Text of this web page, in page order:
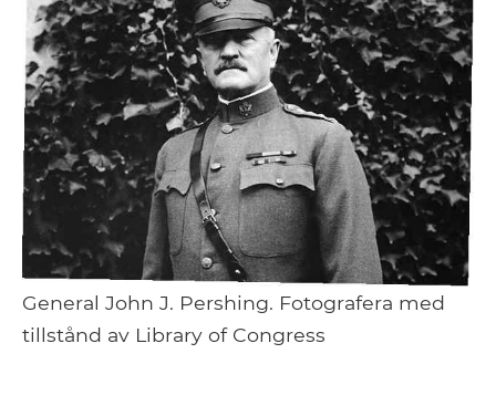
General John J. Pershing. Fotografera med
tillstånd av Library of Congress